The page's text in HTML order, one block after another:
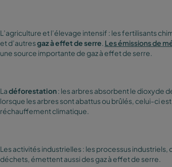
L’agriculture et l’élevage intensif : les fertilisants
et d’autresgaz à effet de serre. Les émissions de
une source importante de gaz à effet de serre.
Ladéforestation: les arbres absorbent le dioxyde
lorsque les arbres sont abattus ou brûlés, celui-ci
réchauffement climatique.
Les activités industrielles : les processus
déchets, émettent aussi des gaz à effet de serre.